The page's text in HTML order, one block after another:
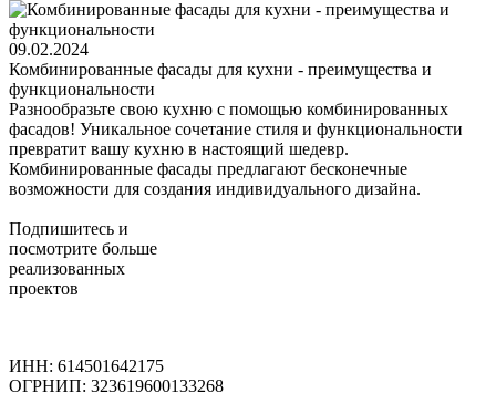
09.02.2024
Комбинированные фасады для кухни - преимущества и
функциональности
Разнообразьте свою кухню с помощью комбинированных
фасадов! Уникальное сочетание стиля и функциональности
превратит вашу кухню в настоящий шедевр.
Комбинированные фасады предлагают бесконечные
возможности для создания индивидуального дизайна.
Подпишитесь и
посмотрите больше
реализованных
проектов
ИНН: 614501642175
ОГРНИП: 323619600133268